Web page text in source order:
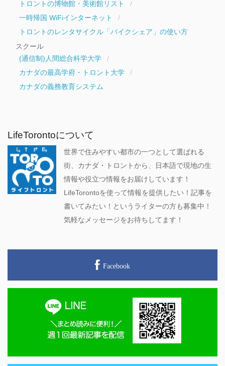
トロントの博物館・美術館リスト
一時帰国 WiFiインターネット
トロントのレンタサイクル「バイクシェア」の使い方
スクール
(通信制)人間総合科学大学
カナダの最高学府・トロント大学
カナダの義務教育システム
LifeTorontoについて
世界で住みやすい都市の一つとして選ばれる
街、カナダ・トロントから、日本語で現地の生
情報や役立つ情報をお届けしています！
LifeTorontoを使って情報を提供したい！記事を
書いてみたい！というライターの方も募集中！
気軽なメッセージをお待ちしてます！
Facebook